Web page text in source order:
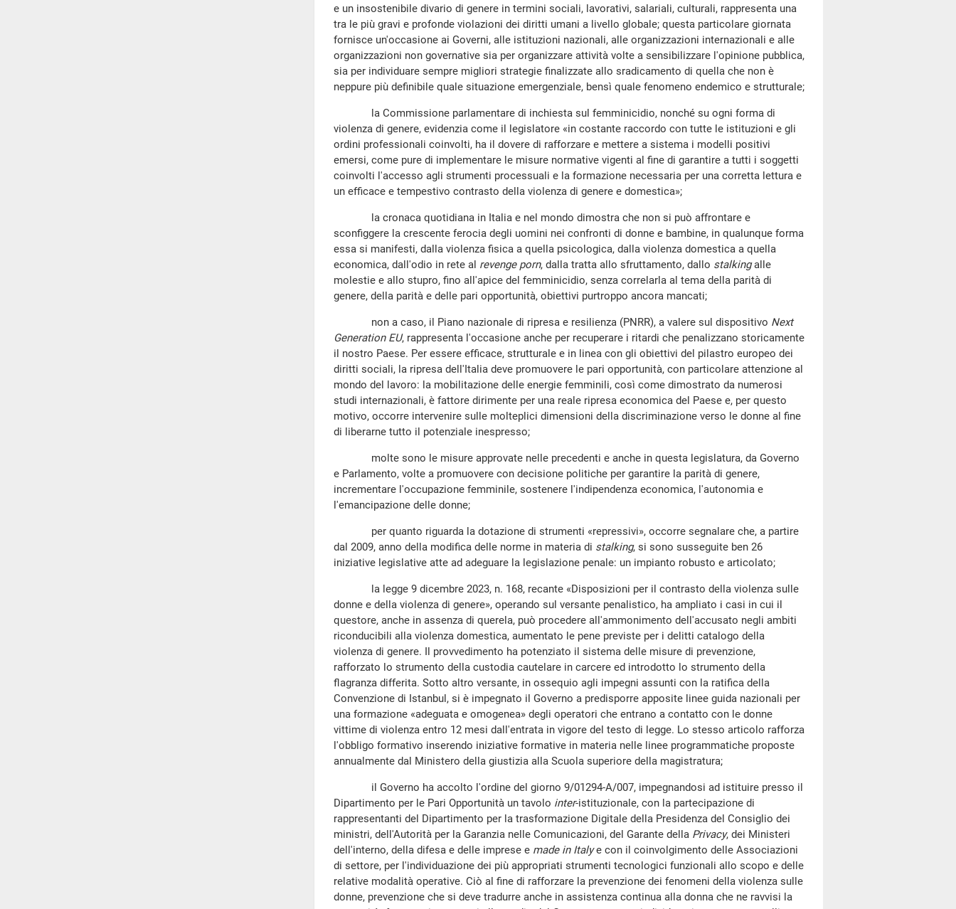
e un insostenibile divario di genere in termini sociali, lavorativi, salariali, culturali, rappresenta una
tra le più gravi e profonde violazioni dei diritti umani a livello globale; questa particolare giornata
fornisce un'occasione ai Governi, alle istituzioni nazionali, alle organizzazioni internazionali e alle
organizzazioni non governative sia per organizzare attività volte a sensibilizzare l'opinione pubblica,
sia per individuare sempre migliori strategie finalizzate allo sradicamento di quella che non è
neppure più definibile quale situazione emergenziale, bensì quale fenomeno endemico e strutturale;
la Commissione parlamentare di inchiesta sul femminicidio, nonché su ogni forma di
violenza di genere, evidenzia come il legislatore «in costante raccordo con tutte le istituzioni e gli
ordini professionali coinvolti, ha il dovere di rafforzare e mettere a sistema i modelli positivi
emersi, come pure di implementare le misure normative vigenti al fine di garantire a tutti i soggetti
coinvolti l'accesso agli strumenti processuali e la formazione necessaria per una corretta lettura e
un efficace e tempestivo contrasto della violenza di genere e domestica»;
la cronaca quotidiana in Italia e nel mondo dimostra che non si può affrontare e
sconfiggere la crescente ferocia degli uomini nei confronti di donne e bambine, in qualunque forma
essa si manifesti, dalla violenza fisica a quella psicologica, dalla violenza domestica a quella
economica, dall'odio in rete al revenge porn, dalla tratta allo sfruttamento, dallo stalkingalle
molestie e allo stupro, fino all'apice del femminicidio, senza correlarla al tema della parità di
genere, della parità e delle pari opportunità, obiettivi purtroppo ancora mancati;
non a caso, il Piano nazionale di ripresa e resilienza (PNRR), a valere sul dispositivo Next
Generation EU, rappresenta l'occasione anche per recuperare i ritardi che penalizzano storicamente
il nostro Paese. Per essere efficace, strutturale e in linea con gli obiettivi del pilastro europeo dei
diritti sociali, la ripresa dell'Italia deve promuovere le pari opportunità, con particolare attenzione al
mondo del lavoro: la mobilitazione delle energie femminili, così come dimostrato da numerosi
studi internazionali, è fattore dirimente per una reale ripresa economica del Paese e, per questo
motivo, occorre intervenire sulle molteplici dimensioni della discriminazione verso le donne al fine
di liberarne tutto il potenziale inespresso;
molte sono le misure approvate nelle precedenti e anche in questa legislatura, da Governo
e Parlamento, volte a promuovere con decisione politiche per garantire la parità di genere,
incrementare l'occupazione femminile, sostenere l'indipendenza economica, l'autonomia e
l'emancipazione delle donne;
per quanto riguarda la dotazione di strumenti «repressivi», occorre segnalare che, a partire
dal 2009, anno della modifica delle norme in materia di stalking, si sono susseguite ben 26
iniziative legislative atte ad adeguare la legislazione penale: un impianto robusto e articolato;
la legge 9 dicembre 2023, n. 168, recante «Disposizioni per il contrasto della violenza sulle
donne e della violenza di genere», operando sul versante penalistico, ha ampliato i casi in cui il
questore, anche in assenza di querela, può procedere all'ammonimento dell'accusato negli ambiti
riconducibili alla violenza domestica, aumentato le pene previste per i delitti catalogo della
violenza di genere. Il provvedimento ha potenziato il sistema delle misure di prevenzione,
rafforzato lo strumento della custodia cautelare in carcere ed introdotto lo strumento della
flagranza differita. Sotto altro versante, in ossequio agli impegni assunti con la ratifica della
Convenzione di Istanbul, si è impegnato il Governo a predisporre apposite linee guida nazionali per
una formazione «adeguata e omogenea» degli operatori che entrano a contatto con le donne
vittime di violenza entro 12 mesi dall'entrata in vigore del testo di legge. Lo stesso articolo rafforza
l'obbligo formativo inserendo iniziative formative in materia nelle linee programmatiche proposte
annualmente dal Ministero della giustizia alla Scuola superiore della magistratura;
il Governo ha accolto l'ordine del giorno 9/01294-A/007, impegnandosi ad istituire presso il
Dipartimento per le Pari Opportunità un tavolo inter-istituzionale, con la partecipazione di
rappresentanti del Dipartimento per la trasformazione Digitale della Presidenza del Consiglio dei
ministri, dell'Autorità per la Garanzia nelle Comunicazioni, del Garante della Privacy, dei Ministeri
dell'interno, della difesa e delle imprese e made in Italye con il coinvolgimento delle Associazioni
di settore, per l'individuazione dei più appropriati strumenti tecnologici funzionali allo scopo e delle
relative modalità operative. Ciò al fine di rafforzare la prevenzione dei fenomeni della violenza sulle
donne, prevenzione che si deve tradurre anche in assistenza continua alla donna che ne ravvisi la